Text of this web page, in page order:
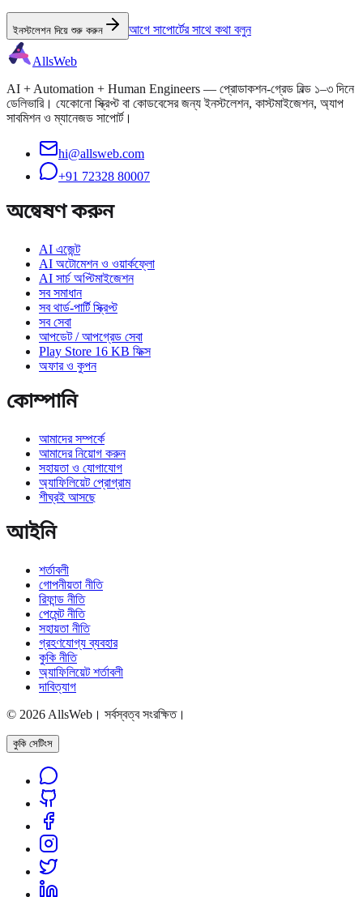
ইনস্টলেশন দিয়ে শুরু করুন আগে সাপোর্টের সাথে কথা বলুন
AllsWeb
AI + Automation + Human Engineers — প্রোডাকশন-গ্রেড বিল্ড ১–৩ দিনে
ডেলিভারি। যেকোনো স্ক্রিপ্ট বা কোডবেসের জন্য ইনস্টলেশন, কাস্টমাইজেশন, অ্যাপ
সাবমিশন ও ম্যানেজড সাপোর্ট।
hi@allsweb.com
+91 72328 80007
অন্বেষণ করুন
AI এজেন্ট
AI অটোমেশন ও ওয়ার্কফ্লো
AI সার্চ অপ্টিমাইজেশন
সব সমাধান
সব থার্ড-পার্টি স্ক্রিপ্ট
সব সেবা
আপডেট / আপগ্রেড সেবা
Play Store 16 KB ফিক্স
অফার ও কুপন
কোম্পানি
আমাদের সম্পর্কে
আমাদের নিয়োগ করুন
সহায়তা ও যোগাযোগ
অ্যাফিলিয়েট প্রোগ্রাম
শীঘ্রই আসছে
আইনি
শর্তাবলী
গোপনীয়তা নীতি
রিফান্ড নীতি
পেমেন্ট নীতি
সহায়তা নীতি
গ্রহণযোগ্য ব্যবহার
কুকি নীতি
অ্যাফিলিয়েট শর্তাবলী
দাবিত্যাগ
© 2026 AllsWeb। সর্বস্বত্ব সংরক্ষিত।
কুকি সেটিংস